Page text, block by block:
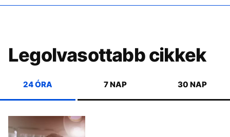
Legolvasottabb cikkek
24 ÓRA 7 NAP 30 NAP